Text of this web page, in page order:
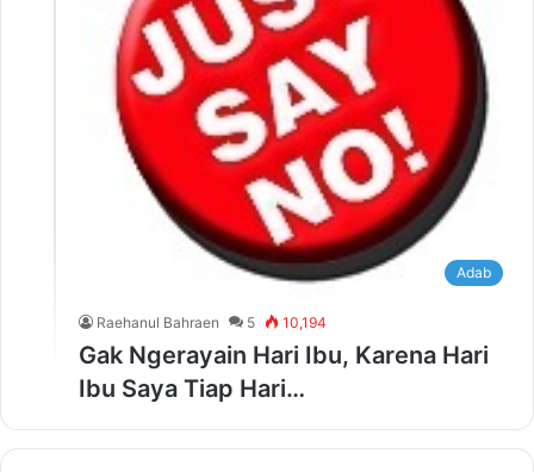
Adab
Raehanul Bahraen 5 10,194
Gak Ngerayain Hari Ibu, Karena Hari
Ibu Saya Tiap Hari…